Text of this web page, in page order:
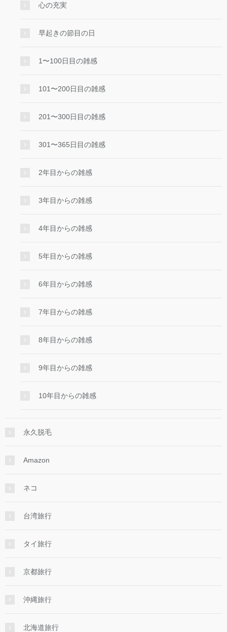
心の充実
早起きの節目の日
1〜100日目の雑感
101〜200日目の雑感
201〜300日目の雑感
301〜365日目の雑感
2年目からの雑感
3年目からの雑感
4年目からの雑感
5年目からの雑感
6年目からの雑感
7年目からの雑感
8年目からの雑感
9年目からの雑感
10年目からの雑感
永久脱毛
Amazon
ネコ
台湾旅行
タイ旅行
京都旅行
沖縄旅行
北海道旅行